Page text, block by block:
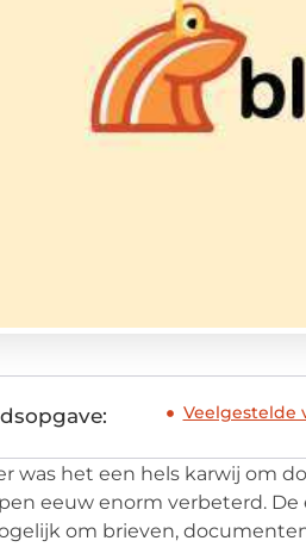
Veelgestelde
was het een hels karwij om
eeuw enorm verbeterd.
om brieven,